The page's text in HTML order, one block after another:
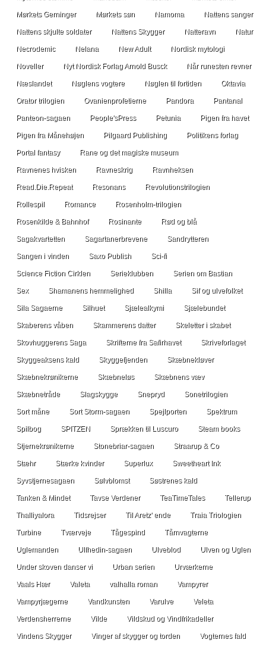
Mørkets Gerninger Mørkets søn Namoma Nattens sanger
Nattens skjulte soldater Nattens Skygger Natteravn Natur
Necrodemic Nelana New Adult Nordisk mytologi
Noveller Nyt Nordisk Forlag Arnold Busck Når runesten revner
Næslandet Nøglens vogtere Nøglen til fortiden Oktavia
Orator trilogien Ovanienprofetierne Pandora Pantanal
Panteon-sagaen People'sPress Petunia Pigen fra havet
Pigen fra Månehøjen Pilgaard Publishing Politikens forlag
Portal fantasy Rane og det magiske museum
Ravnenes hvisken Ravneskrig Ravnheksen
Read.Die.Repeat Resonans Revolutionstrilogien
Rollespil Romance Rosenholm-trilogien
Rosenkilde & Bahnhof Rosinante Rød og blå
Sagakvartetten Sagartanerbrevene Sandrytteren
Sangen i vinden Saxo Publish Sci-fi
Science Fiction Cirklen Serieklubben Serien om Bastian
Sex Shamanens hemmelighed Shilla Sif og ulvefolket
Sila Sagaerne Silhuet Sjælealkymi Sjælebundet
Skaberens våben Skammerens datter Skeletter i skabet
Skovhuggerens Saga Skrifterne fra Safirhavet Skriveforlaget
Skyggeaksens kald Skyggefjenden Skæbnekløver
Skæbnekrønikerne Skæbneløs Skæbnens væv
Skæbnetråde Slagskygge Snepryd Sonetrilogien
Sort måne Sort Storm-sagaen Spejlporten Spektrum
Spilbog SPITZEN Sprækken til Luscuro Steam books
Stjernekrønikerne Stonebriar-sagaen Straarup & Co
Stæhr Stærke kvinder Superlux Sweetheart Ink
Syvstjernesagaen Sølvblomst Søstrenes kald
Tanken & Mindet Tavse Verdener TeaTimeTales Tellerup
Thalliyalora Tidsrejser Til Aretz' ende Traia Triologien
Turbine Tværveje Tågespind Tårnvagterne
Uglemanden Ulfhedin-sagaen Ulveblod Ulven og Uglen
Under skoven danser vi Urban serien Urværkerne
Vaals Hær Valeta valhalla roman Vampyrer
Vampyrjægerne Vandkunsten Varulve Veleta
Verdensherrerne Vilde Vildskud og Vindfrikadeller
Vindens Skygger Vinger af skygger og torden Vogternes fald